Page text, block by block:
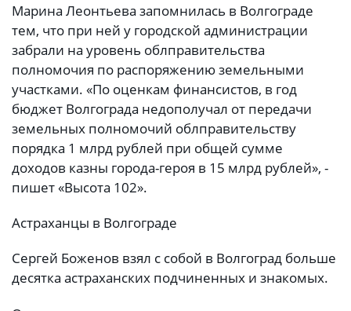
Марина Леонтьева запомнилась в Волгограде
тем, что при ней у городской администрации
забрали на уровень облправительства
полномочия по распоряжению земельными
участками. «По оценкам финансистов, в год
бюджет Волгограда недополучал от передачи
земельных полномочий облправительству
порядка 1 млрд рублей при общей сумме
доходов казны города-героя в 15 млрд рублей», -
пишет «Высота 102».
Астраханцы в Волгограде
Сергей Боженов взял с собой в Волгоград больше
десятка астраханских подчиненных и знакомых.